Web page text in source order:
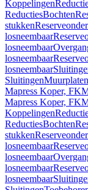
Koppelingen
ReductiesBochten
stukken
losneembaar
losneembaar
losneembaar
losneembaar
SluitingenMuurplaten
Mapress Koper,
Mapress Koper,
Koppelingen
ReductiesBochten
stukken
losneembaar
losneembaar
losneembaar
losneembaar